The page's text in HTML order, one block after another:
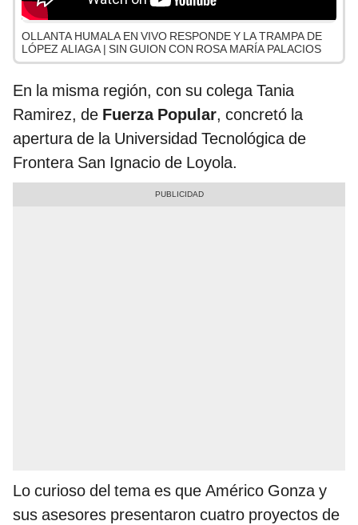
OLLANTA HUMALA EN VIVO RESPONDE Y LA TRAMPA DE
LÓPEZ ALIAGA | SIN GUION CON ROSA MARÍA PALACIOS
En la misma región, con su colega Tania
Ramirez, de Fuerza Popular, concretó la
apertura de la Universidad Tecnológica de
Frontera San Ignacio de Loyola.
Lo curioso del tema es que Américo Gonza y
sus asesores presentaron cuatro proyectos de